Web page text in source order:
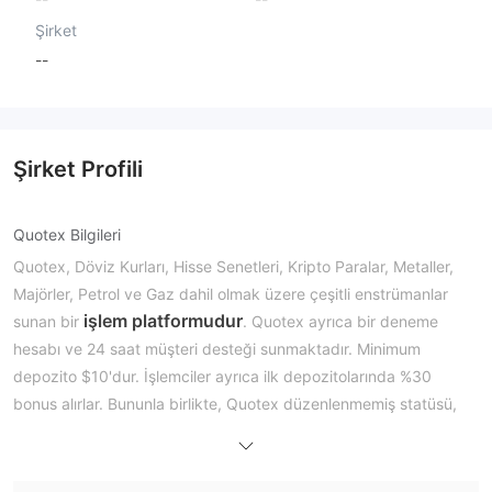
Şirket
--
Şirket Profili
Quotex Bilgileri
Quotex, Döviz Kurları, Hisse Senetleri, Kripto Paralar, Metaller,
Majörler, Petrol ve Gaz dahil olmak üzere çeşitli enstrümanlar
sunan bir işlem platformudur. Quotex ayrıca bir deneme
hesabı ve 24 saat müşteri desteği sunmaktadır. Minimum
depozito $10'dur. İşlemciler ayrıca ilk depozitolarında %30
bonus alırlar. Bununla birlikte, Quotex düzenlenmemiş statüsü,